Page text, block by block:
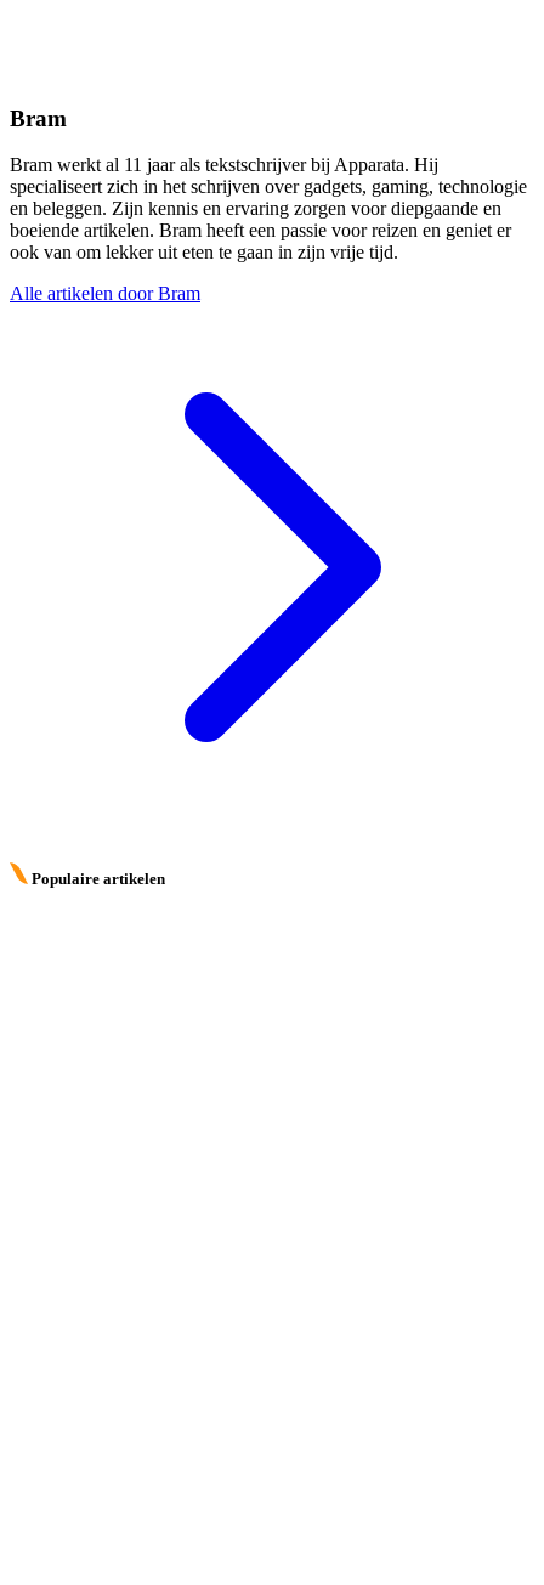
Bram
Bram werkt al 11 jaar als tekstschrijver bij Apparata. Hij
specialiseert zich in het schrijven over gadgets, gaming, technologie
en beleggen. Zijn kennis en ervaring zorgen voor diepgaande en
boeiende artikelen. Bram heeft een passie voor reizen en geniet er
ook van om lekker uit eten te gaan in zijn vrije tijd.
Alle artikelen door Bram
Populaire artikelen